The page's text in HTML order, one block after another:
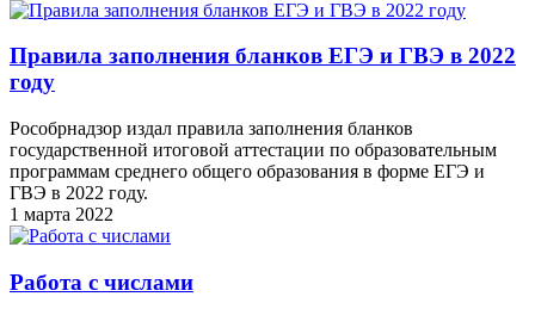
Правила заполнения бланков ЕГЭ и ГВЭ в 2022
году
Рособрнадзор издал правила заполнения бланков
государственной итоговой аттестации по образовательным
программам среднего общего образования в форме ЕГЭ и
ГВЭ в 2022 году.
1 марта 2022
Работа с числами